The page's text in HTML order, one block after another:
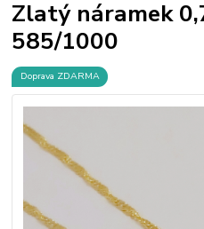
Zlatý náramek
585/1000
Doprava ZDARMA